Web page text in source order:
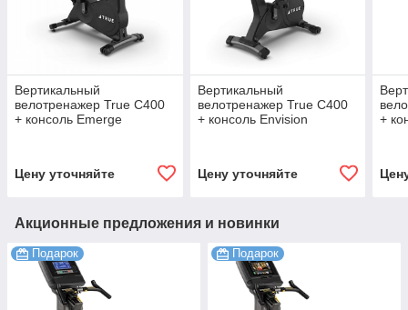
Вертикальный
велотренажер True C400
+ консоль Emerge
Цену уточняйте
Вертикальный
велотренажер True C400
+ консоль Envision
Цену уточняйте
+
Акционные предложения и новинки
Подарок Подарок